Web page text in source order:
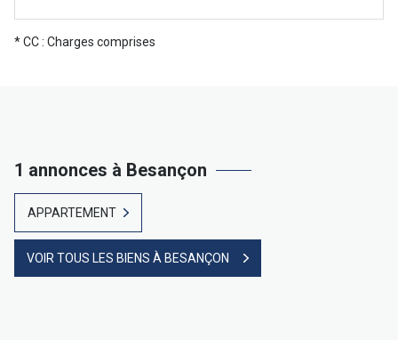
* CC : Charges comprises
1 annonces à Besançon
APPARTEMENT
VOIR TOUS LES BIENS À BESANÇON